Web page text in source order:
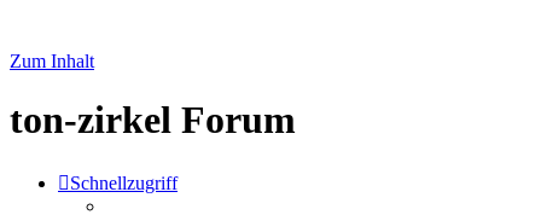
Zum Inhalt
ton-zirkel Forum
Schnellzugriff